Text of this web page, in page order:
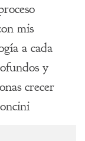
mis
a cada
y
crecer